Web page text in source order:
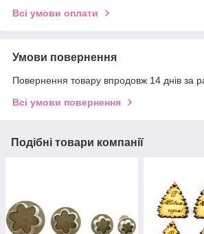
Всі умови оплати
Умови повернення
Повернення товару впродовж 14 днів за
Всі умови повернення
Подібні товари компанії